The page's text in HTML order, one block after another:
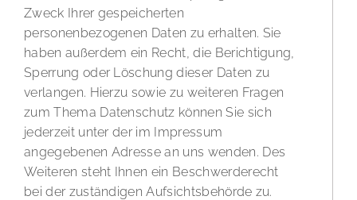
Zweck Ihrer gespeicherten
personenbezogenen Daten zu erhalten. Sie
haben außerdem ein Recht, die Berichtigung,
Sperrung oder Löschung dieser Daten zu
verlangen. Hierzu sowie zu weiteren Fragen
zum Thema Datenschutz können Sie sich
jederzeit unter der im Impressum
angegebenen Adresse an uns wenden. Des
Weiteren steht Ihnen ein Beschwerderecht
bei der zuständigen Aufsichtsbehörde zu.